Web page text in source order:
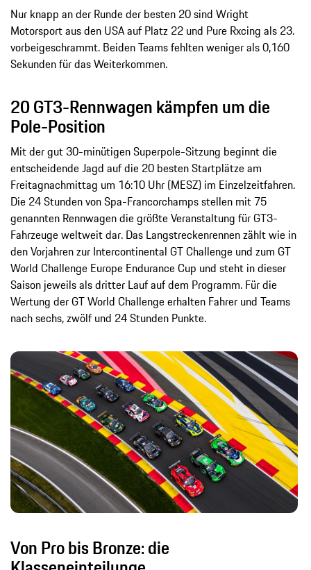
Nur knapp an der Runde der besten 20 sind Wright
Motorsport aus den USA auf Platz 22 und Pure Rxcing als 23.
vorbeigeschrammt. Beiden Teams fehlten weniger als 0,160
Sekunden für das Weiterkommen.
20 GT3-Rennwagen kämpfen um die
Pole-Position
Mit der gut 30-minütigen Superpole-Sitzung beginnt die
entscheidende Jagd auf die 20 besten Startplätze am
Freitagnachmittag um 16:10 Uhr (MESZ) im Einzelzeitfahren.
Die 24 Stunden von Spa-Francorchamps stellen mit 75
genannten Rennwagen die größte Veranstaltung für GT3-
Fahrzeuge weltweit dar. Das Langstreckenrennen zählt wie in
den Vorjahren zur Intercontinental GT Challenge und zum GT
World Challenge Europe Endurance Cup und steht in dieser
Saison jeweils als dritter Lauf auf dem Programm. Für die
Wertung der GT World Challenge erhalten Fahrer und Teams
nach sechs, zwölf und 24 Stunden Punkte.
Von Pro bis Bronze: die